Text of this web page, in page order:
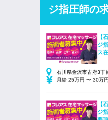
ジ指圧師の
【
ジ
ス
石川県金沢市古府3丁
月給 25万円 〜 30万円
【
ジ